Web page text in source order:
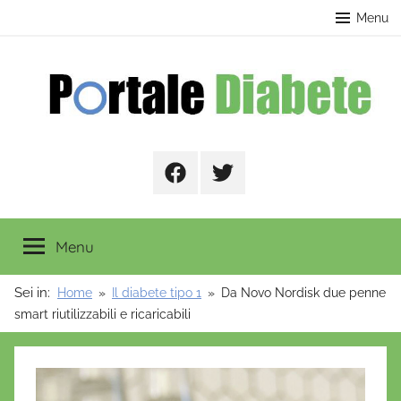
Menu
FacebookTwitter
Menu
Sei in: Home Il diabete tipo 1
Da Novo Nordisk due penne
smart riutilizzabili e ricaricabili